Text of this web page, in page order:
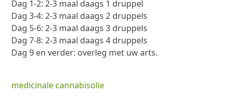
Dag 1-2: 2-3 maal daags 1 druppel
Dag 3-4: 2-3 maal daags 2 druppels
Dag 5-6: 2-3 maal daags 3 druppels
Dag 7-8: 2-3 maal daags 4 druppels
Dag 9 en verder: overleg met uw arts.
medicinale cannabisolie